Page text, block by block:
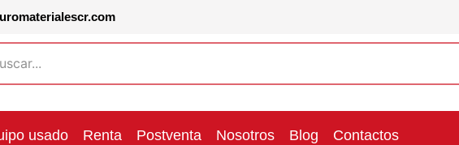
usado Renta Postventa Nosotros Blog Contactos